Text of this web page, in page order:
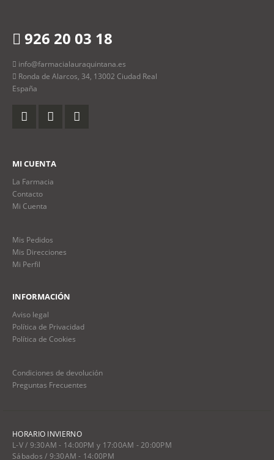
926 20 03 18
info@farmacialauraquintana.es
Ronda de Alarcos, 34, 13002 Ciudad Real
España
MI CUENTA
La Farmacia
Contacto
Mi Cuenta
Mis Pedidos
Mis Direcciones
Mi Perfil
INFORMACIÓN
Aviso legal
Política de Privacidad
Política de Cookies
Condiciones de devolución
Preguntas Frecuentes
HORARIO INVIERNO
L-V / 9:30AM - 14:00PM y 17:00AM - 20:00PM
Sábados / 9:30AM - 14:00PM